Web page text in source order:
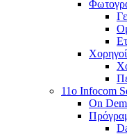
Χορηγοί
11o Infocom
On